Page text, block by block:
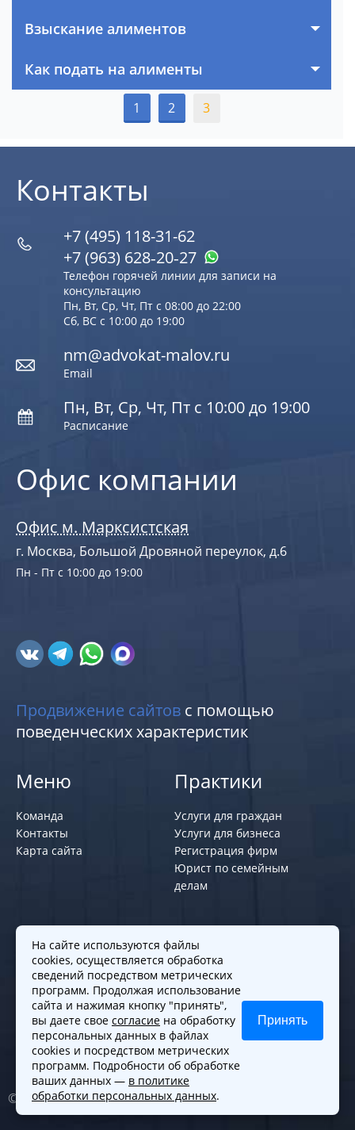
Взыскание алиментов
Как подать на алименты
1 2 3
Офис компании
Офис м. Марксистская
г. Москва, Большой Дровяной переулок, д.6
Пн - Пт с 10:00 до 19:00
Контакты
+7 (495) 118-31-62
+7 (963) 628‑20‑27
Телефон горячей линии для записи на
консультацию
Пн, Вт, Ср, Чт, Пт с 08:00 до 22:00
Сб, ВС с 10:00 до 19:00
nm@advokat-malov.ru
Email
Пн, Вт, Ср, Чт, Пт с 10:00 до 19:00
Расписание
Продвижение сайтов с помощью
поведенческих характеристик
Меню
Команда
Контакты
Карта сайта
Практики
Услуги для граждан
Услуги для бизнеса
Регистрация фирм
Юрист по семейным
делам
Политики и правила
Политика обработки персональных
данных
Согласие на обработку cookies
Согласие на обработку персональных
данных
© 2010-2026. Все права защищены
На сайте используются файлы
cookies, осуществляется обработка
сведений посредством метрических
программ. Продолжая использование
сайта и нажимая кнопку "принять",
вы даете свое согласие на обработку
персональных данных в файлах
cookies и посредством метрических
программ. Подробности об обработке
ваших данных — в политике
обработки персональных данных.
Принять